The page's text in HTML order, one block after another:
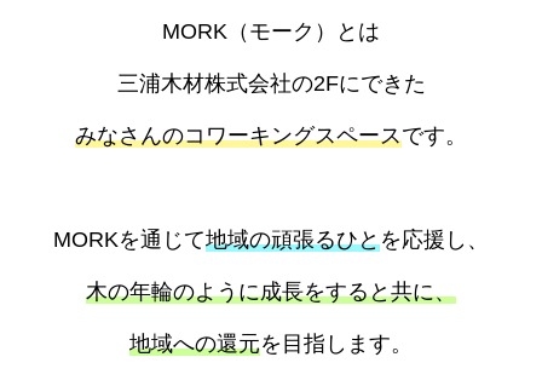
MORK（モーク）とは
三浦木材株式会社の2Fにできた
みなさんのコワーキングスペースです。
MORKを通じて地域の頑張るひとを応援し、
木の年輪のように成長をすると共に、
地域への還元を目指します。